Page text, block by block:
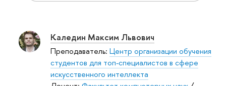
Каледин Максим Львович
Преподаватель: Центр организации обучения
студентов для топ-специалистов в сфере
искусственного интеллекта